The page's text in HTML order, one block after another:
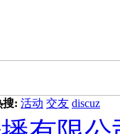
搜: 活动 交友 discuz